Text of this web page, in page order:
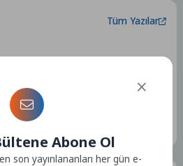
Tüm Yazılar
sosyal medya veya iletişim bilgisi
Abone Ol
son yayınlananları her gün e-